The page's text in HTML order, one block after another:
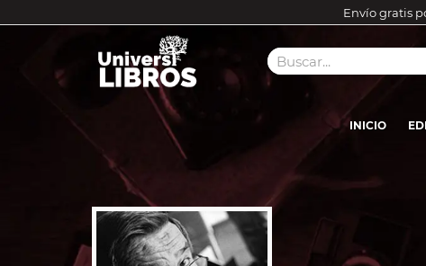
Envío gratis
INICIO